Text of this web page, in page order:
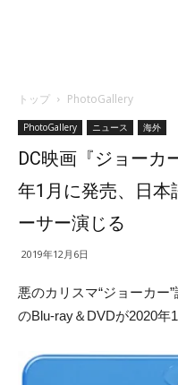
トップ PhotoGallery
PhotoGallery ニュース 海外
DC映画『ジョーカ
年1月に発売、日本
ーサー演じる
2019年12月6日
悪のカリスマ“ジョーカー
のBlu-ray＆DVDが2020年